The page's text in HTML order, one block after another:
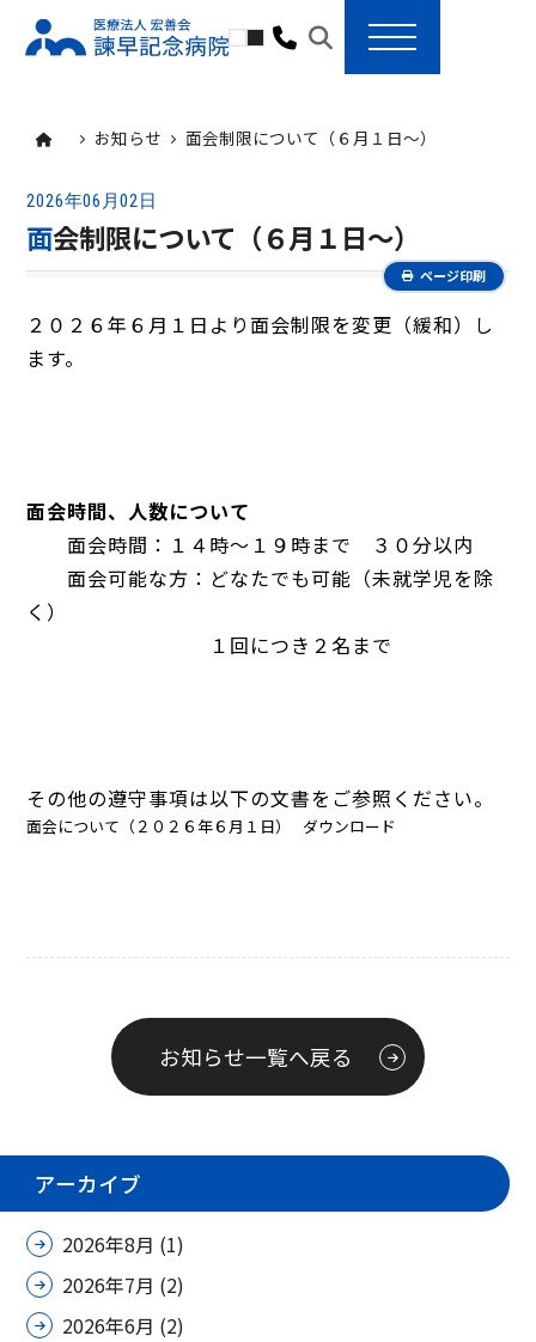
toggle navigation
アーカイブ
2026年8月 (1)
2026年7月 (2)
2026年6月 (2)
お知らせ 面会制限について（６月１日～）
2026年06月02日
面会制限について（６月１日～）
ページ印刷
２０２６年６月１日より面会制限を変更（緩和）し
ます。
面会時間、人数について
面会時間：１４時～１９時まで ３０分以内
面会可能な方：どなたでも可能（未就学児を除
く）
１回につき２名まで
その他の遵守事項は以下の文書をご参照ください。
面会について（２０２６年６月１日） ダウンロード
お知らせ一覧へ戻る